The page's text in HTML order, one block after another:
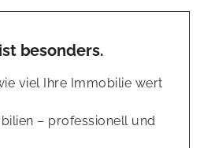
besonders.
viel Ihre Immobilie wert
– professionell und